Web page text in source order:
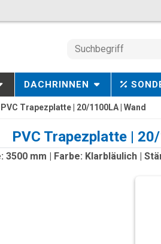
DACHRINNEN
PVC Trapezplatte | 20/1100LA | Wand
PVC Trapezplatte |
3500 mm | Farbe: Klarbläulich |